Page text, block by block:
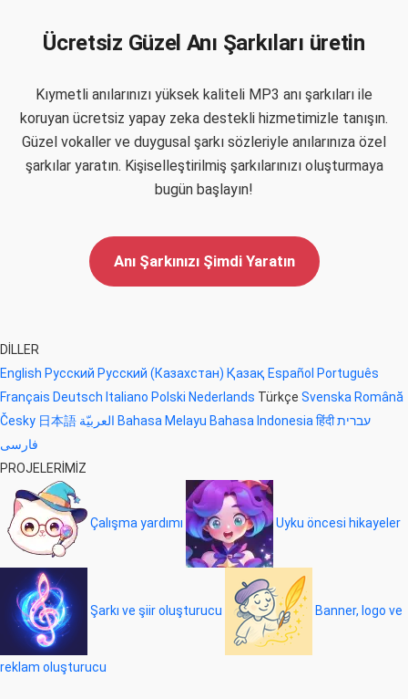
Ücretsiz Güzel Anı Şarkıları üretin
Kıymetli anılarınızı yüksek kaliteli MP3 anı şarkıları ile
koruyan ücretsiz yapay zeka destekli hizmetimizle tanışın.
Güzel vokaller ve duygusal şarkı sözleriyle anılarınıza özel
şarkılar yaratın. Kişiselleştirilmiş şarkılarınızı oluşturmaya
bugün başlayın!
Anı Şarkınızı Şimdi Yaratın
DİLLER
English Русский Русский (Казахстан) Қазақ Español Português
Français Deutsch Italiano Polski Nederlands Türkçe Svenska Română
Česky 日本語 Bahasa Melayu Bahasa Indonesia हिंदीעברית
فارسی
PROJELERİMİZ
Çalışma yardımı Uyku öncesi hikayeler
Şarkı ve şiir oluşturucu Banner, logo ve
reklam oluşturucu